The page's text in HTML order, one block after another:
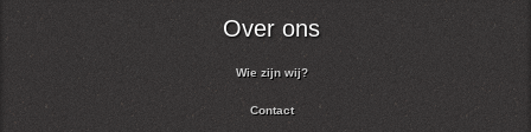
Over ons
Wie zijn wij?
Contact